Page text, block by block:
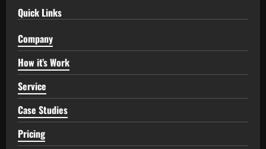
Quick Links
Company
How it’s Work
Service
Case Studies
Pricing